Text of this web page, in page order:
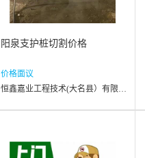
阳泉支护桩切割价格
价格面议
恒鑫嘉业工程技术(大名县）有限公司